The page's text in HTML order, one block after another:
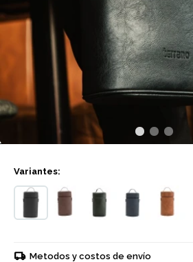
Variantes:
Metodos y costos de envío